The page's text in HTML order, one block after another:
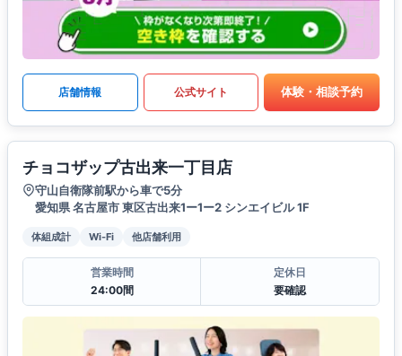
店舗情報 公式サイト 体験・相談予約
チョコザップ古出来一丁目店
守山自衛隊前駅から車で5分
愛知県 名古屋市 東区古出来1ー1ー2 シンエイビル 1F
体組成計 Wi-Fi 他店舗利用
営業時間
24:00間
定休日
要確認